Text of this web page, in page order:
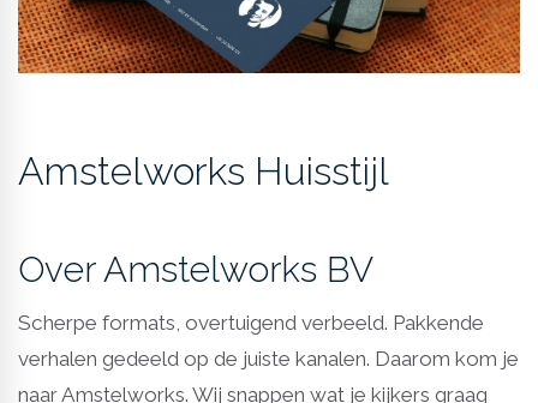
Amstelworks Huisstijl
Over Amstelworks BV
Scherpe formats, overtuigend verbeeld. Pakkende
verhalen gedeeld op de juiste kanalen. Daarom kom je
naar Amstelworks. Wij snappen wat je kijkers graag